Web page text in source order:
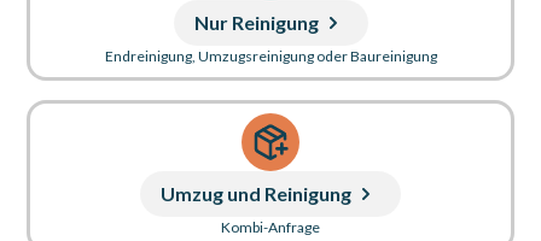
Nur Reinigung
Endreinigung, Umzugsreinigung oder Baureinigung
Umzug und Reinigung
Kombi-Anfrage